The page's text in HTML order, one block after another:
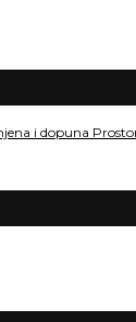
i dopuna